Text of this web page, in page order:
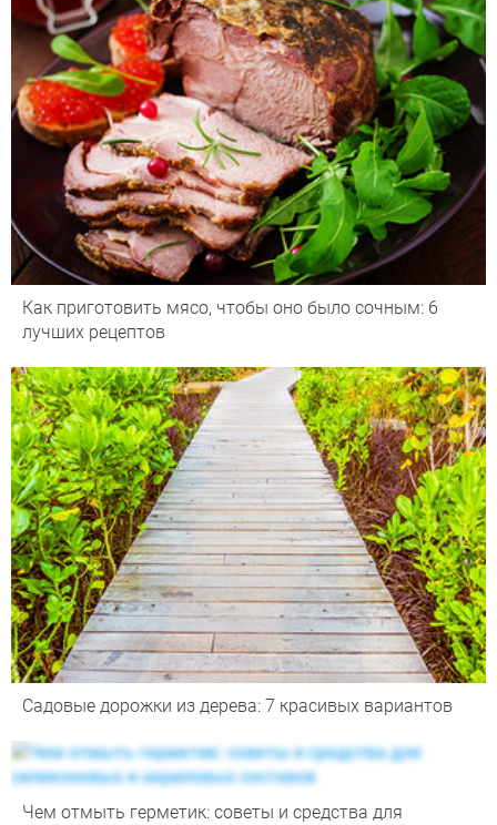
Как приготовить мясо, чтобы оно было сочным: 6
лучших рецептов
Садовые дорожки из дерева: 7 красивых вариантов
Чем отмыть герметик: советы и средства для